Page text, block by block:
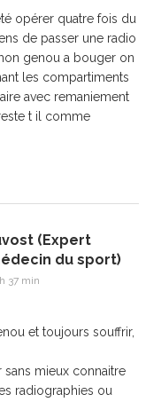
opérer quatre fois du
de passer une radio
genou a bouger on
les compartiments
avec remaniement
t il comme
(Expert
du sport)
37 min
et toujours souffrir,
sans mieux connaitre
radiographies ou